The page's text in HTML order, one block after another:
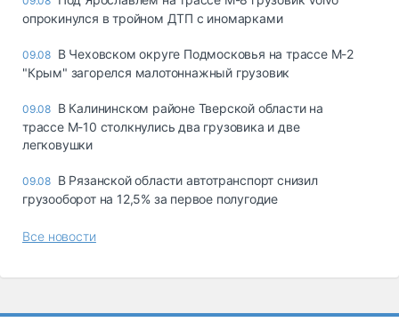
опрокинулся в тройном ДТП с иномарками
09.08 В Чеховском округе Подмосковья на трассе М-2
"Крым" загорелся малотоннажный грузовик
09.08 В Калининском районе Тверской области на
трассе М-10 столкнулись два грузовика и две
легковушки
09.08 В Рязанской области автотранспорт снизил
грузооборот на 12,5% за первое полугодие
Все новости